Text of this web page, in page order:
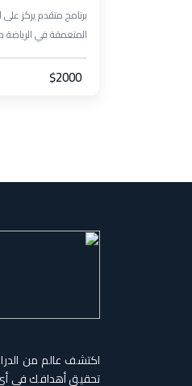
برنامج متقدم يركز على
المتعمقة في الرياضة
$2000
اكتشف عالم من
تحقيق أهدافك في